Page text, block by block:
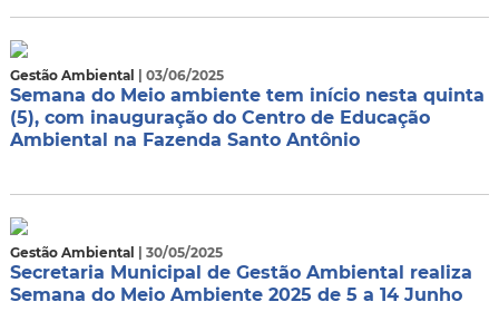
Gestão Ambiental | 03/06/2025
Semana do Meio ambiente tem início nesta quinta
(5), com inauguração do Centro de Educação
Ambiental na Fazenda Santo Antônio
Gestão Ambiental | 30/05/2025
Secretaria Municipal de Gestão Ambiental realiza
Semana do Meio Ambiente 2025 de 5 a 14 Junho